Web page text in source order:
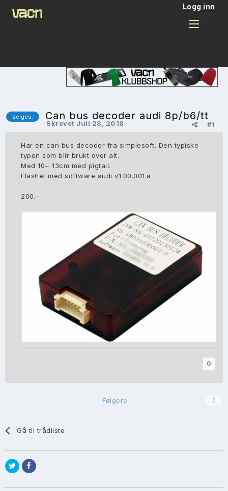
Logg inn
selges: Can bus decoder audi 8p/b6/tt
#1
Skrevet Juli 28, 2018
Har en can bus decoder fra simplesoft. Den typiske
typen som blir brukt over alt.
Med 10~ 13cm med pigtail.
Flashet med software audi v1.00.001.a
200,-
0
Følgere 0
Gå til trådliste